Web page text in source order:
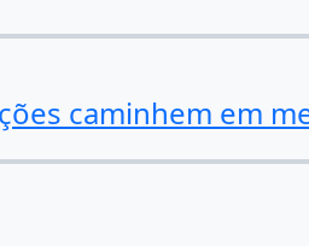
caminhem em